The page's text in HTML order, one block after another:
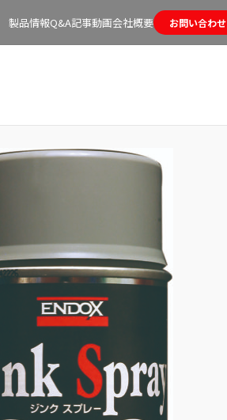
製品情報Q&A記事動画会社概要 お問い合わせ